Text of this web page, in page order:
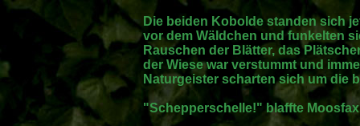
Die beiden Kobolde standen sich
vor dem Wäldchen und funkelten
Rauschen der Blätter, das
der Wiese war verstummt und
Naturgeister scharten sich um die
"Schepperschelle!" blaffte